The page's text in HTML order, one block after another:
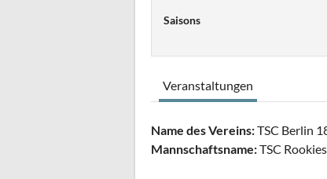
Saisons
Veranstaltungen
Name des Vereins:TSC Berlin
Mannschaftsname:TSC Rookies